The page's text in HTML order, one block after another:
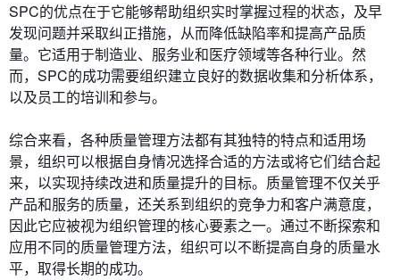
SPC的优点在于它能够帮助组织实时掌握过程的状态，及早
发现问题并采取纠正措施，从而降低缺陷率和提高产品质
量。它适用于制造业、服务业和医疗领域等各种行业。然
而，SPC的成功需要组织建立良好的数据收集和分析体系，
以及员工的培训和参与。
综合来看，各种质量管理方法都有其独特的特点和适用场
景，组织可以根据自身情况选择合适的方法或将它们结合起
来，以实现持续改进和质量提升的目标。质量管理不仅关乎
产品和服务的质量，还关系到组织的竞争力和客户满意度，
因此它应被视为组织管理的核心要素之一。通过不断探索和
应用不同的质量管理方法，组织可以不断提高自身的质量水
平，取得长期的成功。